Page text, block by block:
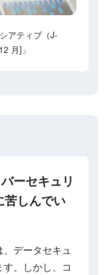
アティブ（J-
月]」
ーセキュリ
苦しんでい
データセキュ
。しかし、コ